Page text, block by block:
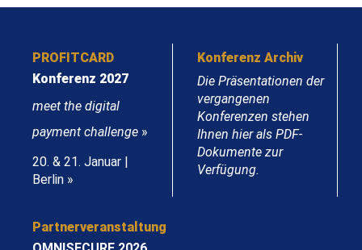
PROFITCARD
Konferenz 2027
meet the digital
payment challenge »
20. & 21. Januar |
Berlin »
Konferenz Archiv
Die Präsentationen der
vergangenen
Konferenzen stehen
Ihnen hier als PDF-
Dokumente zur
Verfügung.
Partnerveranstaltung